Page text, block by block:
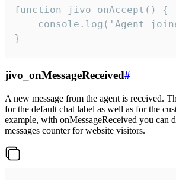
function jivo_onAccept() {
}
jivo_onMessageReceived#
A new message from the agent is received.
for the default chat label as well as for the
example, with onMessageReceived you can
messages counter for website visitors.